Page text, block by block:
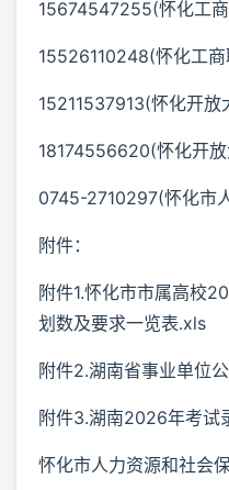
15674547255(怀化工
15526110248(怀化工
15211537913(怀化开放
18174556620(怀化开
0745-2710297(怀化市
附件：
附件1.怀化市市属高校
划数及要求一览表.xls
附件2.湖南省事业单位
附件3.湖南2026年考试
怀化市人力资源和社会